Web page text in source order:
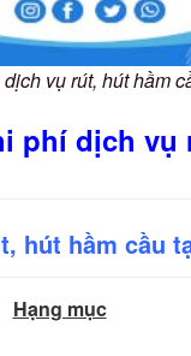
vụ rút, hút hầm
phí dịch
hút hầm cầu
Hạng mục